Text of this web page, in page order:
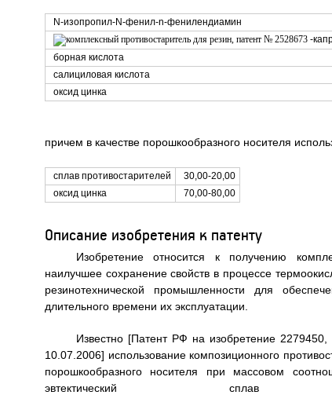
N-изопропил-N-фенил-n-фенилендиамин
-
борная кислота
салициловая кислота
оксид цинка
причем в качестве порошкообразного носителя
сплав противостарителей
30,00-20,00
оксид цинка
70,00-80,00
Описание изобретения к патенту
Изобретение относится к получению
наилучшее сохранение свойств в процессе
резинотехнической промышленности для
длительного времени их эксплуатации.
Известно [Патент РФ на изобретение
10.07.2006] использование композиционного
порошкообразного носителя при массовом
эвтектический сплав N-